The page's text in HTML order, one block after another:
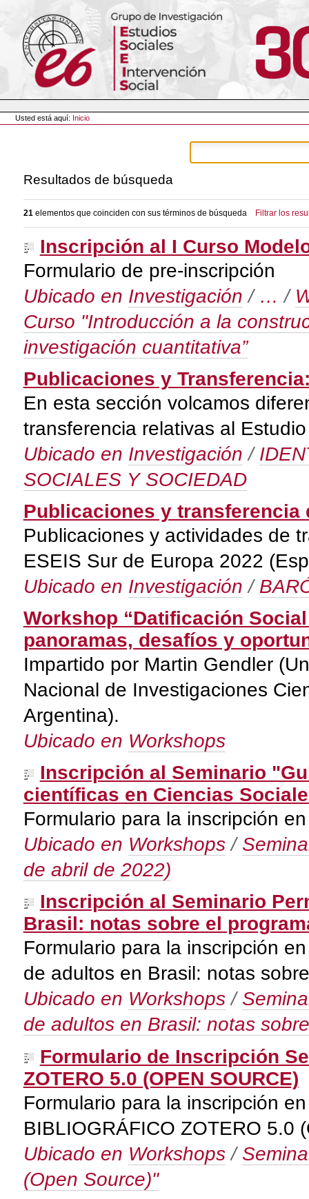
contenido.
navegación
Herramientas
Personales
Usted está aquí: Inicio
Resultados de búsqueda
21elementos que coinciden con sus términos de búsqueda Filtrar los
Inscripción al I Curso
Formulario de pre-inscripción
Ubicado en Investigación / …/
Curso "Introducción a la
investigación cuantitativa”
Publicaciones y
En esta sección volcamos
transferencia relativas al
Ubicado en Investigación /
SOCIALES Y SOCIEDAD
Publicaciones y transferencia
Publicaciones y actividades de
ESEIS Sur de Europa 2022
Ubicado en Investigación /
Workshop “Datificación
panoramas, desafíos y
Impartido por Martin Gendler
Nacional de Investigaciones
Argentina).
Ubicado en Workshops
Inscripción al Seminario
científicas en Ciencias
Formulario para la inscripción
Ubicado en Workshops /
de abril de 2022)
Inscripción al Seminario
Brasil: notas sobre el
Formulario para la inscripción
de adultos en Brasil: notas
Ubicado en Workshops /
de adultos en Brasil: notas
Formulario de Inscripción
ZOTERO 5.0 (OPEN SOURCE)
Formulario para la inscripción
BIBLIOGRÁFICO ZOTERO 5.0
Ubicado en Workshops /
(Open Source)"